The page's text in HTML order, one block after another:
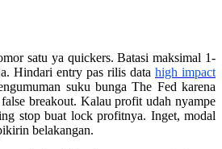
satu ya quickers. Batasi maksimal 1-
Hindari entry pas rilis data high impact
suku bunga The Fed karena
breakout. Kalau profit udah nyampe
stop buat lock profitnya. Inget, modal
belakangan.